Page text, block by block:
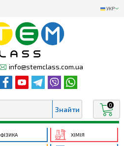
УКР
info@stemclass.com.ua
0
ФІЗИКА ХІМІЯ